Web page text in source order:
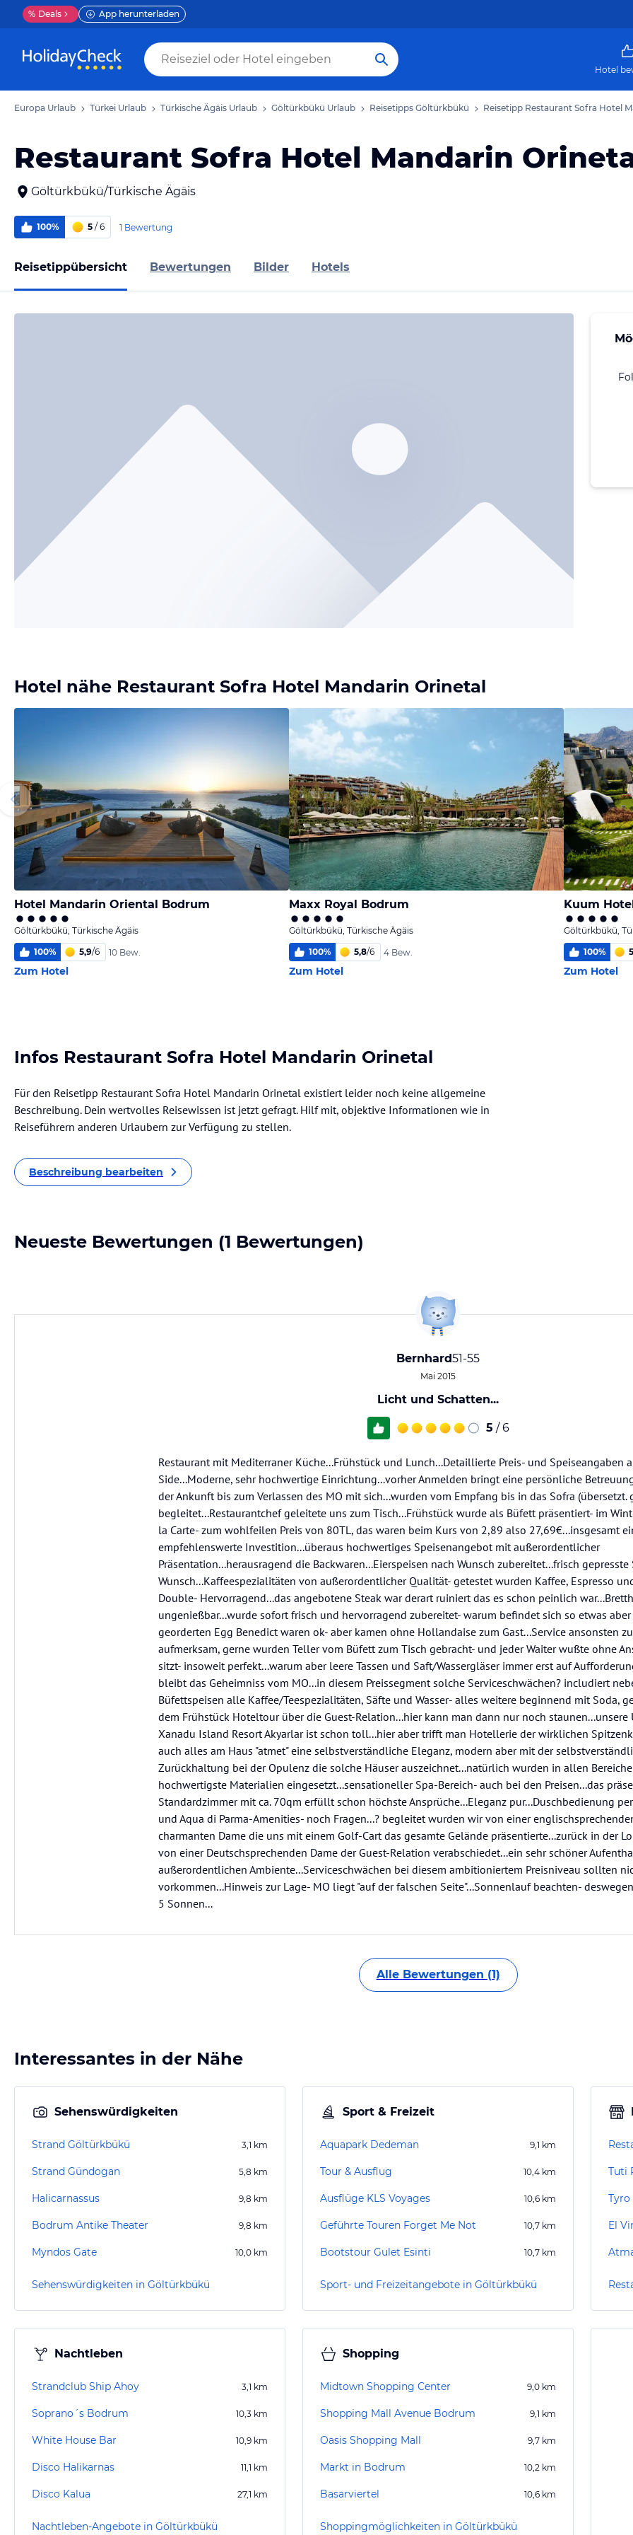
% Deals App herunterladen
Hotel
Europa Urlaub Türkei Urlaub Türkische Ägäis Urlaub Göltürkbükü Urlaub Reisetipps Göltürkbükü Reisetipp Restaurant Sofra Hotel
Restaurant Sofra Hotel Mandarin
Göltürkbükü/Türkische Ägäis
100% 5 / 6 1 Bewertung
Reisetippübersicht Bewertungen Bilder Hotels
Hotel nähe Restaurant Sofra Hotel Mandarin Orinetal
Hotel Mandarin Oriental Bodrum
Göltürkbükü, Türkische Ägäis
100% 5,9/6 10 Bew.
Zum Hotel
Maxx Royal Bodrum
Göltürkbükü, Türkische Ägäis
100% 5,8/6 4 Bew.
Zum Hotel
Kuum
Göltürkbükü,
100%
Zum Hotel
Infos Restaurant Sofra Hotel Mandarin Orinetal
Für den Reisetipp Restaurant Sofra Hotel Mandarin Orinetal existiert leider noch keine allgemeine
Beschreibung. Dein wertvolles Reisewissen ist jetzt gefragt. Hilf mit, objektive Informationen wie in
Reiseführern anderen Urlaubern zur Verfügung zu stellen.
Beschreibung bearbeiten
Neueste Bewertungen (1 Bewertungen)
Bernhard51-55
Mai 2015
Licht und Schatten...
5 / 6
Restaurant mit Mediterraner Küche...Frühstück und Lunch...Detaillierte Preis- und Speiseangaben
Side...Moderne, sehr hochwertige Einrichtung...vorher Anmelden bringt eine persönliche
der Ankunft bis zum Verlassen des MO mit sich...wurden vom Empfang bis in das Sofra (übersetzt.
begleitet...Restaurantchef geleitete uns zum Tisch...Frühstück wurde als Büfett präsentiert- im
la Carte- zum wohlfeilen Preis von 80TL, das waren beim Kurs von 2,89 also 27,69€...insgesamt
empfehlenswerte Investition...überaus hochwertiges Speisenangebot mit außerordentlicher
Präsentation...herausragend die Backwaren...Eierspeisen nach Wunsch zubereitet...frisch gepresste
Wunsch...Kaffeespezialitäten von außerordentlicher Qualität- getestet wurden Kaffee, Espresso
Double- Hervorragend...das angebotene Steak war derart ruiniert das es schon peinlich
ungenießbar...wurde sofort frisch und hervorragend zubereitet- warum befindet sich so etwas
georderten Egg Benedict waren ok- aber kamen ohne Hollandaise zum Gast...Service ansonsten
aufmerksam, gerne wurden Teller vom Büfett zum Tisch gebracht- und jeder Waiter wußte ohne
sitzt- insoweit perfekt...warum aber leere Tassen und Saft/Wassergläser immer erst auf
bleibt das Geheimniss vom MO...in diesem Preissegment solche Serviceschwächen? includiert
Büfettspeisen alle Kaffee/Teespezialitäten, Säfte und Wasser- alles weitere beginnend mit Soda,
dem Frühstück Hoteltour über die Guest-Relation...hier kann man dann nur noch staunen...unsere
Xanadu Island Resort Akyarlar ist schon toll...hier aber trifft man Hotellerie der wirklichen
auch alles am Haus "atmet" eine selbstverständliche Eleganz, modern aber mit der
Zurückhaltung bei der Opulenz die solche Häuser auszeichnet...natürlich wurden in allen
hochwertigste Materialien eingesetzt...sensationeller Spa-Bereich- auch bei den Preisen...das
Standardzimmer mit ca. 70qm erfüllt schon höchste Ansprüche...Eleganz pur...Duschbedienung
und Aqua di Parma-Amenities- noch Fragen...? begleitet wurden wir von einer
charmanten Dame die uns mit einem Golf-Cart das gesamte Gelände präsentierte...zurück in der
von einer Deutschsprechenden Dame der Guest-Relation verabschiedet...ein sehr schöner
außerordentlichen Ambiente...Serviceschwächen bei diesem ambitioniertem Preisniveau sollten
vorkommen...Hinweis zur Lage- MO liegt "auf der falschen Seite"...Sonnenlauf beachten-
5 Sonnen...
Alle Bewertungen (1)
Interessantes in der Nähe
Sehenswürdigkeiten
Strand Göltürkbükü 3,1 km
Strand Gündogan 5,8 km
Halicarnassus 9,8 km
Bodrum Antike Theater 9,8 km
Myndos Gate 10,0 km
Sehenswürdigkeiten in Göltürkbükü
Sport & Freizeit
Aquapark Dedeman 9,1 km
Tour & Ausflug 10,4 km
Ausflüge KLS Voyages 10,6 km
Geführte Touren Forget Me Not 10,7 km
Bootstour Gulet Esinti 10,7 km
Sport- und Freizeitangebote in Göltürkbükü
Tuti
Tyro
El
Nachtleben
Strandclub Ship Ahoy 3,1 km
Soprano´s Bodrum 10,3 km
White House Bar 10,9 km
Disco Halikarnas 11,1 km
Disco Kalua 27,1 km
Nachtleben-Angebote in Göltürkbükü
Shopping
Midtown Shopping Center 9,0 km
Shopping Mall Avenue Bodrum 9,1 km
Oasis Shopping Mall 9,7 km
Markt in Bodrum 10,2 km
Basarviertel 10,6 km
Shoppingmöglichkeiten in Göltürkbükü